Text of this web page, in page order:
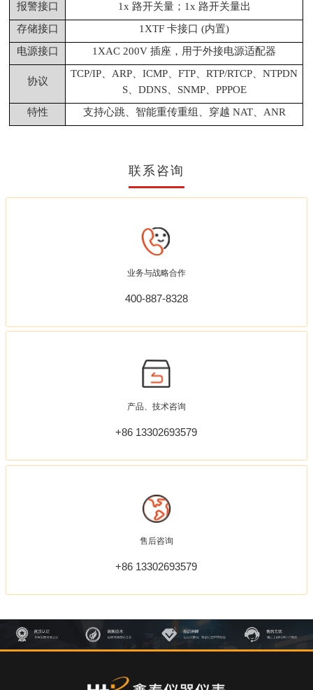
报警接口
1x 路开关量；1x 路开关量出
存储接口
1XTF 卡接口 (内置)
电源接口
1XAC 200V 插座，用于外接电源适配器
协议
TCP/IP、ARP、ICMP、FTP、RTP/RTCP、NTPDN
S、DDNS、SNMP、PPPOE
特性
支持心跳、智能重传重组、穿越 NAT、ANR
联系咨询
业务与战略合作
400-887-8328
产品、技术咨询
+86 13302693579
售后咨询
+86 13302693579